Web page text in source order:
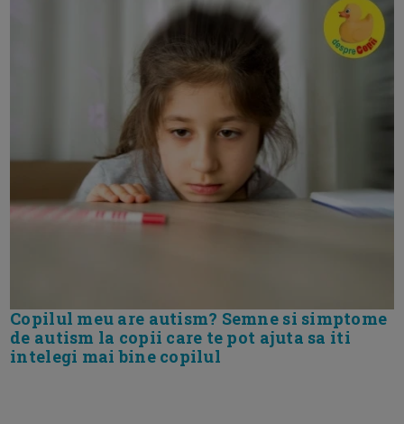
Copilul meu are autism? Semne si simptome
de autism la copii care te pot ajuta sa iti
intelegi mai bine copilul